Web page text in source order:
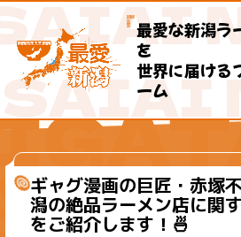
最愛な新潟ラ
を
世界に届ける
ーム
ギャグ漫画の巨匠・赤塚
潟の絶品ラーメン店に関
をご紹介します！🍜